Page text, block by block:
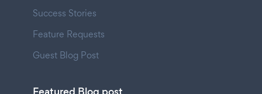
Success Stories
Feature Requests
Guest Blog Post